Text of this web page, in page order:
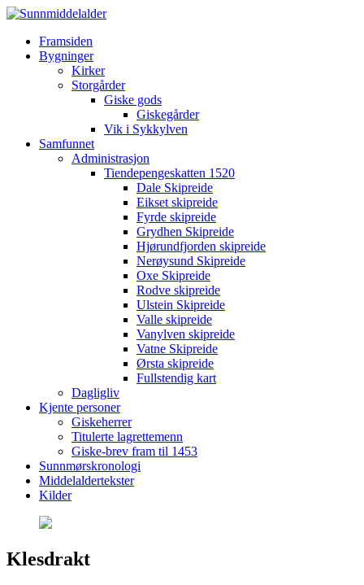
Framsiden
Bygninger
Kirker
Storgårder
Giske gods
Giskegårder
Vik i Sykkylven
Samfunnet
Administrasjon
Tiendepengeskatten 1520
Dale Skipreide
Eikset skipreide
Fyrde skipreide
Grydhen Skipreide
Hjørundfjorden skipreide
Nerøysund Skipreide
Oxe Skipreide
Rodve skipreide
Ulstein Skipreide
Valle skipreide
Vanylven skipreide
Vatne Skipreide
Ørsta skipreide
Fullstendig kart
Dagligliv
Kjente personer
Giskeherrer
Titulerte lagrettemenn
Giske-brev fram til 1453
Sunnmørskronologi
Middelaldertekster
Kilder
Klesdrakt